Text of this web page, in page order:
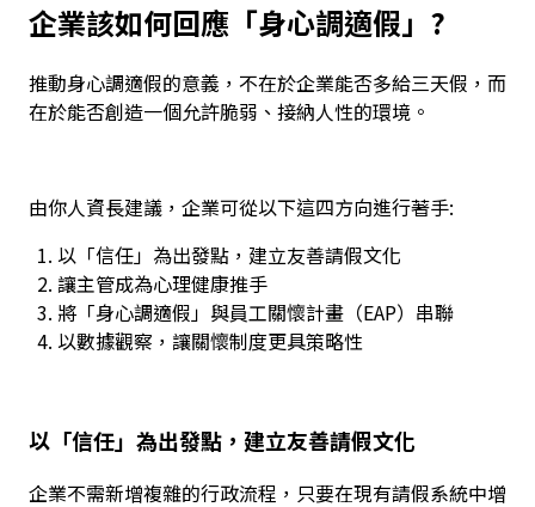
企業該如何回應「身心調適假」?
推動身心調適假的意義，不在於企業能否多給三天假，而
在於能否創造一個允許脆弱、接納人性的環境。
由你人資長建議，企業可從以下這四方向進行著手:
以「信任」為出發點，建立友善請假文化
讓主管成為心理健康推手
將「身心調適假」與員工關懷計畫（EAP）串聯
以數據觀察，讓關懷制度更具策略性
以「信任」為出發點，建立友善請假文化
企業不需新增複雜的行政流程，只要在現有請假系統中增